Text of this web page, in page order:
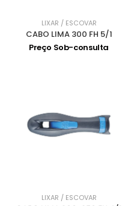
LIXAR / ESCOVAR
CABO LIMA 300 FH 5/1
Preço Sob-consulta
LIXAR / ESCOVAR